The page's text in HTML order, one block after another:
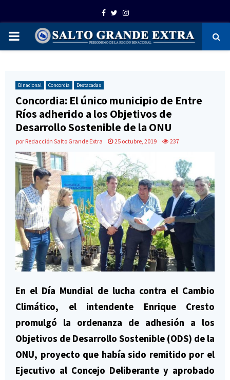
Facebook
TwitterInstagram
PRIMARY
Binacional Concordia Destacadas
Concordia: El único municipio de Entre
Ríos adherido a los Objetivos de
Desarrollo Sostenible de la ONU
por Redacción Salto Grande Extra 25 octubre, 2019 237
En el Día Mundial de lucha contra el Cambio
Climático, el intendente Enrique Cresto
promulgó la ordenanza de adhesión a los
Objetivos de Desarrollo Sostenible (ODS) de la
ONU, proyecto que había sido remitido por el
Ejecutivo al Concejo Deliberante y aprobado